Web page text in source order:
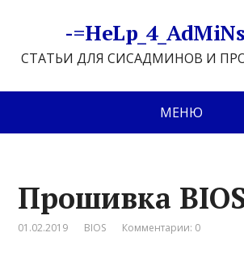
-
СТАТЬИ ДЛЯ СИСАДМИНОВ И
МЕНЮ
Прошивка
01.02.2019 BIOS Комментарии: 0